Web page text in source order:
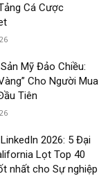
Cá Cược
Mỹ Đảo Chiều:
Cho Người Mua
Tiên
2026: 5 Đại
Lọt Top 40
nhất cho Sự nghiệp